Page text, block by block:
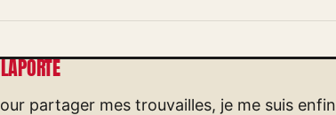
partager mes trouvailles, je me suis enfin